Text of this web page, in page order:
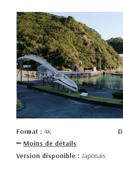
Format : 4K
Moins de détails
Version disponible : Japonais